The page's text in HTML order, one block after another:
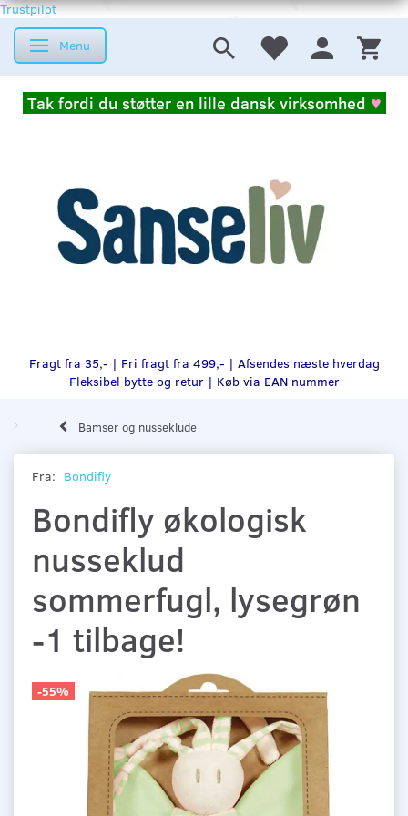
Trustpilot
Skifte navigation
Menu
Tak fordi du støtter en lille dansk virksomhed ♥
Fragt fra 35,- | Fri fragt fra 499,- | Afsendes næste hverdag
Fleksibel bytte og retur | Køb via EAN nummer
Bamser og nusseklude
Fra: Bondifly
Bondifly økologisk
nusseklud
sommerfugl, lysegrøn
-1 tilbage!
-55%